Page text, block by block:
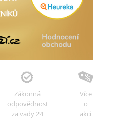
Zákonná
odpovědnost
za vady 24
Více
o
akci